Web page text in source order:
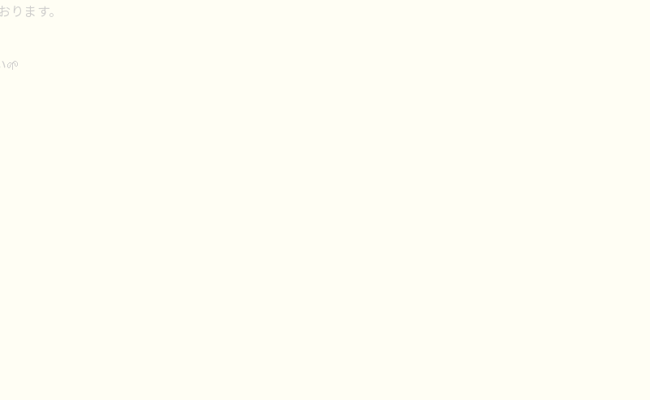
ます。
🌱